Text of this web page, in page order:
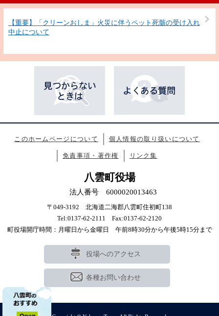
【重要】「クリーンおしま」火災に伴うペット死骸の受け入れ
中止について
このホームページについて 個人情報の取り扱いについて
免責事項・著作権 リンク集
八雲町役場
法人番号 6000020013463
〒049-3192 北海道二海郡八雲町住初町138
Tel:0137-62-2111 Fax:0137-62-2120
町役場開庁時間：月曜日から金曜日 午前8時30分から午後5時15分まで
役場へのアクセス
各種お問い合わせ